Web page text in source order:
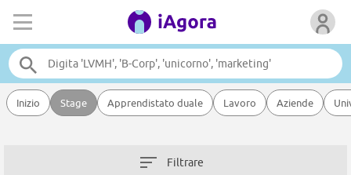
Inizio Stage Apprendistato duale Lavoro Aziende
Filtrare